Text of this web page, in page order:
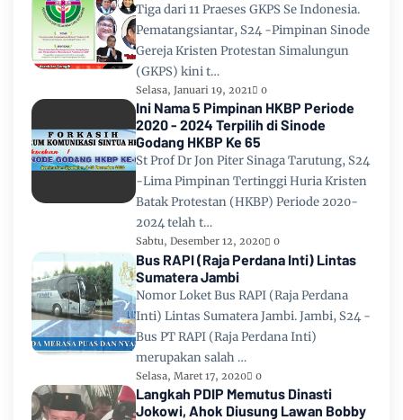
Tiga dari 11 Praeses GKPS Se Indonesia.
Pematangsiantar, S24 -Pimpinan Sinode
Gereja Kristen Protestan Simalungun
(GKPS) kini t…
Selasa, Januari 19, 2021 0
Ini Nama 5 Pimpinan HKBP Periode
2020 - 2024 Terpilih di Sinode
Godang HKBP Ke 65
St Prof Dr Jon Piter Sinaga Tarutung, S24
-Lima Pimpinan Tertinggi Huria Kristen
Batak Protestan (HKBP) Periode 2020-
2024 telah t…
Sabtu, Desember 12, 2020 0
Bus RAPI (Raja Perdana Inti) Lintas
Sumatera Jambi
Nomor Loket Bus RAPI (Raja Perdana
Inti) Lintas Sumatera Jambi. Jambi, S24 -
Bus PT RAPI (Raja Perdana Inti)
merupakan salah …
Selasa, Maret 17, 2020 0
Langkah PDIP Memutus Dinasti
Jokowi, Ahok Diusung Lawan Bobby